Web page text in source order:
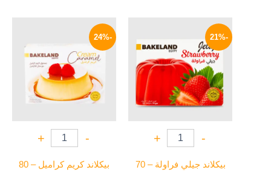
-21%
-
+
بيكلاند جيلي فراولة – 70
هو:
19 EGP.
هو:
15 EGP.
-24%
-
+
بيكلاند كريم كراميل – 80
25 EGP.
19 EGP.